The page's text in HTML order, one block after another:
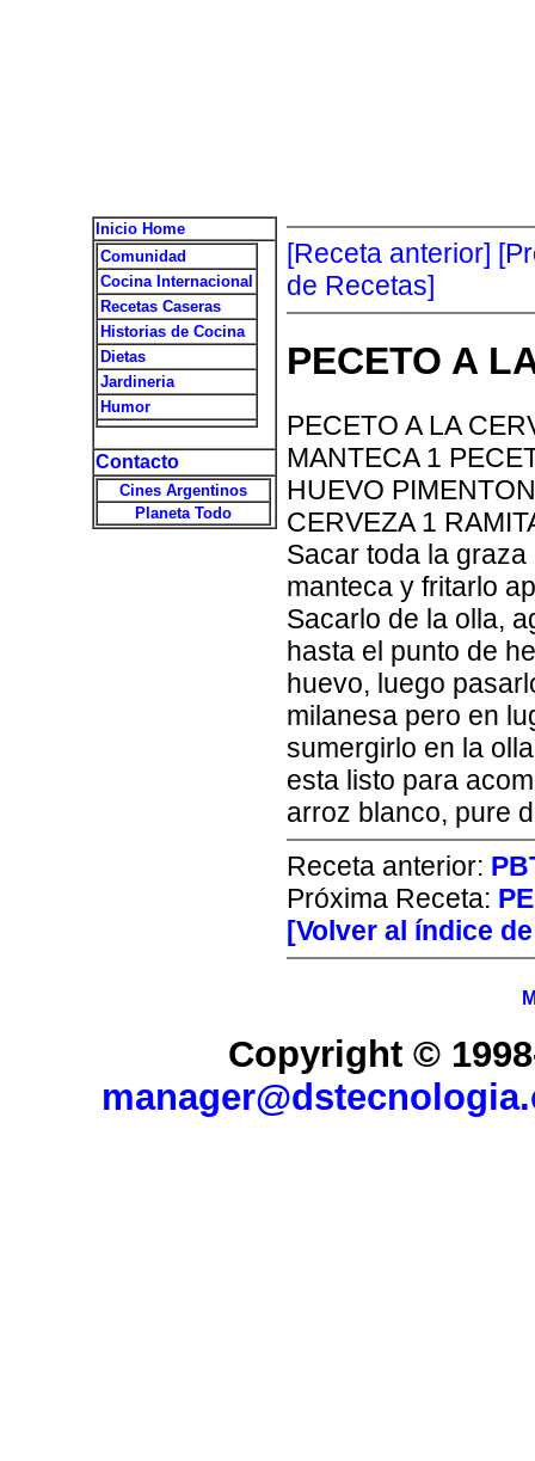
Inicio Home
Comunidad
Cocina Internacional
Recetas Caseras
Historias de Cocina
Dietas
Jardineria
Humor
Contacto
Cines Argentinos
Planeta Todo
[Receta anterior]
de Recetas]
PECETO A
PECETO A LA
MANTECA 1
HUEVO
CERVEZA 1
Sacar toda la
manteca y fritarlo
Sacarlo de la olla,
hasta el punto de
huevo, luego
milanesa pero en
sumergirlo en la
esta listo para
arroz blanco, pure
Receta anterior:
Próxima Receta:
[Volver al índice
Copyright ©